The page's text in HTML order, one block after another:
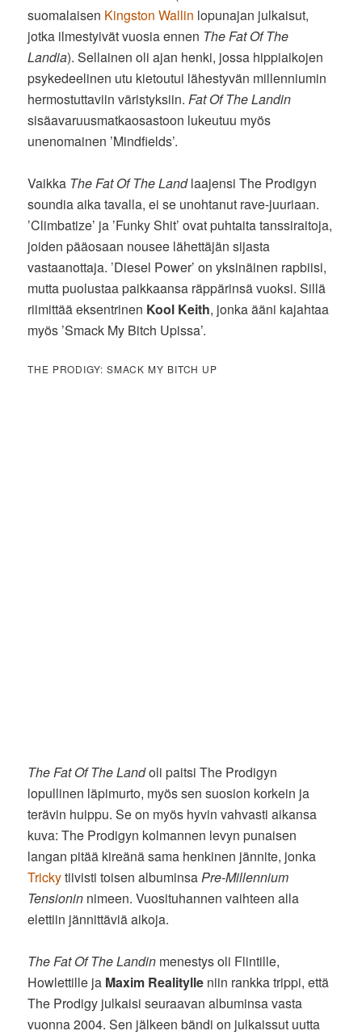
suomalaisen Kingston Wallin lopunajan julkaisut,
jotka ilmestyivät vuosia ennen The Fat Of The
Landia). Sellainen oli ajan henki, jossa hippiaikojen
psykedeelinen utu kietoutui lähestyvän millenniumin
hermostuttaviin väristyksiin.Fat Of The Landin
sisäavaruusmatkaosastoon lukeutuu myös
unenomainen ’Mindfields’.
Vaikka The Fat Of The Landlaajensi The Prodigyn
soundia aika tavalla, ei se unohtanut rave-juuriaan.
’Climbatize’ ja ’Funky Shit’ ovat puhtaita tanssiraitoja,
joiden pääosaan nousee lähettäjän sijasta
vastaanottaja. ’Diesel Power’ on yksinäinen rapbiisi,
mutta puolustaa paikkaansa räppärinsä vuoksi. Sillä
riimittää eksentrinen Kool Keith, jonka ääni kajahtaa
myös ’Smack My Bitch Upissa’.
THE PRODIGY: SMACK MY BITCH UP
The Fat Of The Landoli paitsi The Prodigyn
lopullinen läpimurto, myös sen suosion korkein ja
terävin huippu. Se on myös hyvin vahvasti aikansa
kuva: The Prodigyn kolmannen levyn punaisen
langan pitää kireänä sama henkinen jännite, jonka
Trickytiivisti toisen albuminsaPre-Millennium
Tensionin nimeen. Vuosituhannen vaihteen alla
elettiin jännittäviä aikoja.
The Fat Of The Landin menestys oli Flintille,
Howlettille ja Maxim Realitylle niin rankka trippi, että
The Prodigy julkaisi seuraavan albuminsa vasta
vuonna 2004. Sen jälkeen bändi on julkaissut uutta